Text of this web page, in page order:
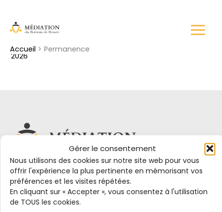
Gérer le consentement
Nous utilisons des cookies sur notre site web pour vous
offrir l'expérience la plus pertinente en mémorisant vos
préférences et les visites répétées.
En cliquant sur « Accepter », vous consentez à l'utilisation
de TOUS les cookies.
Accueil
Permanence
Permanence
Parricardo.osecommunication@gmail.com
2026
Centre de Médiation du Barreau de Rouen
6 All. Eugène Delacroix, 76000 Rouen